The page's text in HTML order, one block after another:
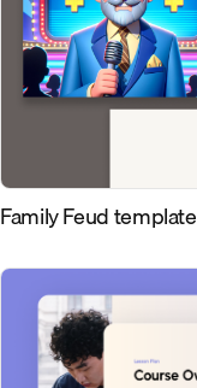
Family Feud template